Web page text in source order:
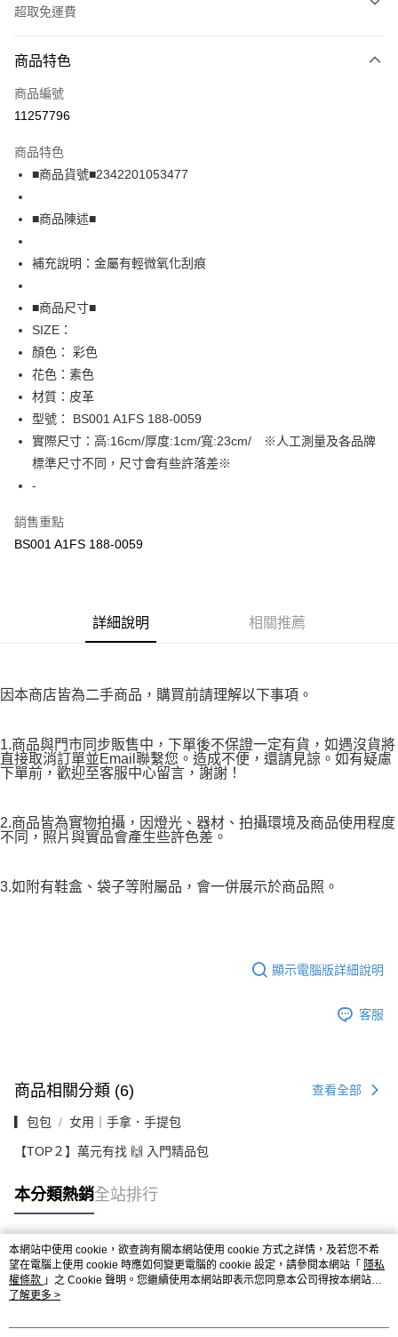
超取免運費
信用卡一次付款
超商取貨付款
Apple Pay
街口支付
全盈+PAY
AFTEE先享後付
相關說明
【關於「AFTEE先享後付」】
AFTEE先享後付是「在收到商品之後才付款」的支付方式。 讓您購物簡單
便利好安心！
１．簡單：不需註冊會員、不需綁卡、不需儲值。
３．安心：先確認商品／服務後，再付款。
【「AFTEE先享後付」結帳流程】
１．於結帳方式選擇「AFTEE先享後付」後，將跳轉至「AFTEE先享後付」
結帳頁面，進行簡訊認證並確認金額後，即可完成結帳。
３．收到繳費通知簡訊後14天內，點擊此簡訊中的連結，可透過四大超商／
※ 請注意：結帳手續完成當下不需立刻繳費，但若您需要取消訂單，請聯絡
是否繳費成功／繳費後需取消欲退款等相關疑問，請聯繫「AFTEE先享後付
客戶支援中心」https://netprotections.freshdesk.com/support/home
易，需依本服務之必要範圍內提供個人資料，並將交易相關給付款項請求債
https://aftee.tw/terms/#terms3
３．未成年的使用者請事先徵得法定代理人或監護人之同意方可使用
「AFTEE先享後付」，若未經同意申辦者引起之損失，本公司不負相關責
時審查核予不同之上限額度；若仍有額度不足之情形，本公司將視審查結果
請求用戶進行身份認證。
運送方式
全家取貨付款
免運費
商品特色
商品編號
11257796
商品特色
■商品貨號■2342201053477
■商品陳述■
補充說明：金屬有輕微氧化刮痕
■商品尺寸■
SIZE：
顏色： 彩色
花色：素色
材質：皮革
型號： BS001 A1FS 188-0059
實際尺寸：高:16cm/厚度:1cm/寬:23cm/ ※人工測量及各品牌
標準尺寸不同，尺寸會有些許落差※
-
銷售重點
BS001 A1FS 188-0059
詳細說明 相關推薦
因本商店皆為二手商品，購買前請理解以下事項。
1.商品與門市同步販售中，下單後不保證一定有貨，如遇沒貨將
直接取消訂單並Email聯繫您。造成不便，還請見諒。如有疑慮
下單前，歡迎至客服中心留言，謝謝！
2.商品皆為實物拍攝，因燈光、器材、拍攝環境及商品使用程度
不同，照片與實品會產生些許色差。
3.如附有鞋盒、袋子等附屬品，會一併展示於商品照。
顯示電腦版詳細說明
客服
商品相關分類 (6) 查看全部
▎包包 女用｜手拿．手提包
【TOP２】萬元有找 🙌 入門精品包
本分類熱銷全站排行
熱門標籤
本網站中使用 cookie，欲查詢有關本網站使用 cookie 方式之詳情，及若您不希
望在電腦上使用 cookie 時應如何變更電腦的 cookie 設定，請參閱本網站「 隱私
權條款 」之 Cookie 聲明。您繼續使用本網站即表示您同意本公司得按本網站使
用條款之 Cookie 聲明使用 cookie。
了解更多 >